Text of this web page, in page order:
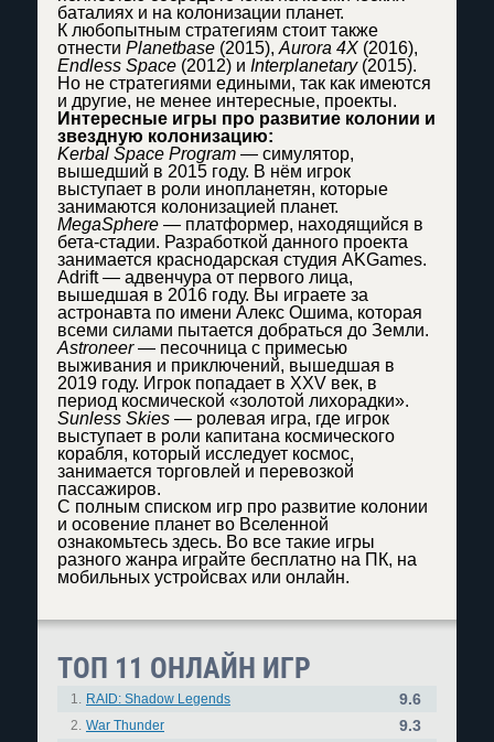
баталиях и на колонизации планет.
К любопытным стратегиям стоит также
отнести Planetbase (2015), Aurora 4X (2016),
Endless Space (2012) и Interplanetary(2015).
Но не стратегиями едиными, так как имеются
и другие, не менее интересные, проекты.
Интересные игры про развитие колонии и
звездную колонизацию:
Kerbal Space Program — симулятор,
вышедший в 2015 году. В нём игрок
выступает в роли инопланетян, которые
занимаются колонизацией планет.
MegaSphere — платформер, находящийся в
бета-стадии. Разработкой данного проекта
занимается краснодарская студия AKGames.
Adrift — адвенчура от первого лица,
вышедшая в 2016 году. Вы играете за
астронавта по имени Алекс Ошима, которая
всеми силами пытается добраться до Земли.
Astroneer— песочница с примесью
выживания и приключений, вышедшая в
2019 году. Игрок попадает в XXV век, в
период космической «золотой лихорадки».
Sunless Skies — ролевая игра, где игрок
выступает в роли капитана космического
корабля, который исследует космос,
занимается торговлей и перевозкой
пассажиров.
С полным списком игр про развитие колонии
и осовение планет во Вселенной
ознакомьтесь здесь. Во все такие игры
разного жанра играйте бесплатно на ПК, на
мобильных устройсвах или онлайн.
ТОП 11 ОНЛАЙН ИГР
1. RAID: Shadow Legends 9.6
2. War Thunder 9.3